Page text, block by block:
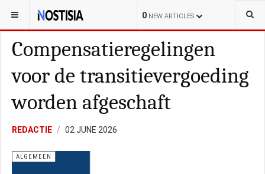
0 NEW ARTICLES
YOU ARE HERE: NEDERLAND
Compensatieregelingen
voor de transitievergoeding
worden afgeschaft
REDACTIE 02 JUNE 2026
ALGEMEEN